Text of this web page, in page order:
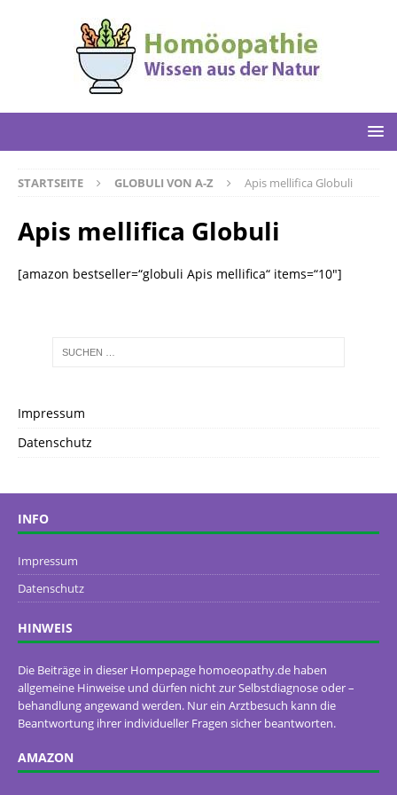
STARTSEITE GLOBULI VON A-Z Apis mellifica Globuli
Apis mellifica Globuli
[amazon bestseller=“globuli Apis mellifica“ items=“10″]
Impressum
Datenschutz
INFO
Impressum
Datenschutz
HINWEIS
Die Beiträge in dieser Hompepage homoeopathy.de haben
allgemeine Hinweise und dürfen nicht zur Selbstdiagnose oder –
behandlung angewand werden. Nur ein Arztbesuch kann die
Beantwortung ihrer individueller Fragen sicher beantworten.
AMAZON